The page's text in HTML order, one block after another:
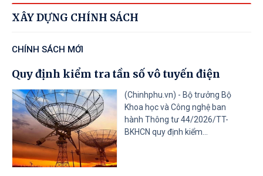
05/08/2026
pháp luật của Thủ tướng Chính phủ
/QĐ-TTg
05/08/2026
Về Tiêu chí phân loại doanh nghiệp
để thực hiện cơ cấu lại vốn nhà nước
tại doanh nghiệp nhà nước, doanh
nghiệp có vốn nhà nước
Tài liệu đính kèm
31/CT-TTg
Về thực hiện các nhiệm vụ trọng tâm
XÂY DỰNG CHÍNH SÁCH
CHÍNH SÁCH MỚI
Quy định kiểm tra tần số vô tuyến điện
(Chinhphu.vn) - Bộ trưởng Bộ
Khoa học và Công nghệ ban
hành Thông tư 44/2026/TT-
BKHCN quy định kiểm...